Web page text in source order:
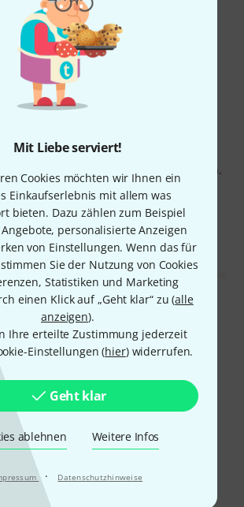
Mit Liebe serviert!
Cookies möchten wir Ihnen ein
Einkaufserlebnis mit allem was
bieten. Dazu zählen zum Beispiel
personalisierte Anzeigen
von Einstellungen. Wenn das für
Sie der Nutzung von Cookies
Statistiken und Marketing
einen Klick auf „Geht klar“ zu (alle
anzeigen).
Ihre erteilte Zustimmung jederzeit
Einstellungen (hier) widerrufen.
Geht klar
ablehnen Weitere Infos
· Datenschutzhinweise
Helmina 13.02.2020
super. Obwohl ohne Schieber für
im Duo wunderbar zusammen spielen.
Luft nötig wie bei anderen Muhas.
!!!
BEWERTUNG MELDEN
Argentina 13.07.2019
sich leicht von dem einer